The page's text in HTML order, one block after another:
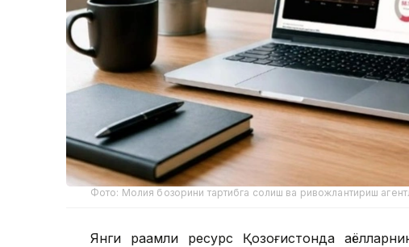
Фото: Молия бозорини тартибга солиш ва ривожлантириш
Янги рақамли ресурс Қозоғистонда